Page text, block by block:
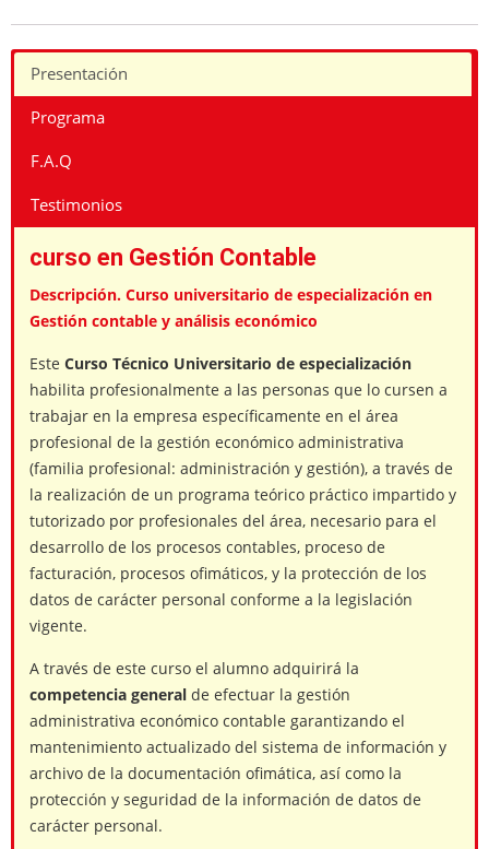
cantidad
Presentación
Programa
F.A.Q
Testimonios
curso en Gestión Contable
Descripción. Curso universitario de especialización en
Gestión contable y análisis económico
Este Curso Técnico Universitario de especialización
habilita profesionalmente a las personas que lo cursen a
trabajar en la empresa específicamente en el área
profesional de la gestión económico administrativa
(familia profesional: administración y gestión), a través de
la realización de un programa teórico práctico impartido y
tutorizado por profesionales del área, necesario para el
desarrollo de los procesos contables, proceso de
facturación, procesos ofimáticos, y la protección de los
datos de carácter personal conforme a la legislación
vigente.
A través de este curso el alumno adquirirá la
competencia general de efectuar la gestión
administrativa económico contable garantizando el
mantenimiento actualizado del sistema de información y
archivo de la documentación ofimática, así como la
protección y seguridad de la información de datos de
carácter personal.